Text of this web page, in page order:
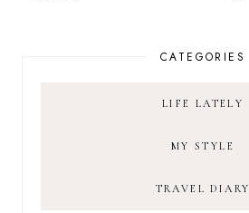
CATEGORIES
LIFE LATELY
MY STYLE
TRAVEL DIARY